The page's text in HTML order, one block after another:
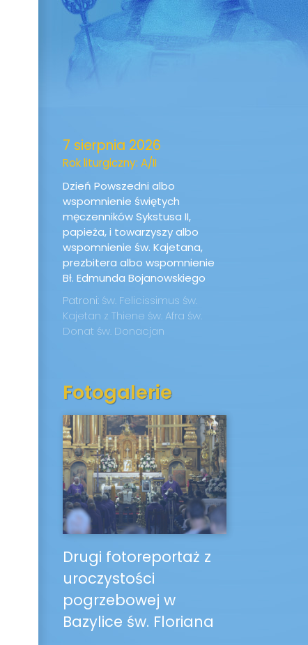
7 sierpnia 2026
Rok liturgiczny: A/II
Dzień Powszedni albo
wspomnienie świętych
męczenników Sykstusa II,
papieża, i towarzyszy albo
wspomnienie św. Kajetana,
prezbitera albo wspomnienie
Bł. Edmunda Bojanowskiego
Patroni: św. Felicissimus św.
Kajetan z Thiene św. Afra św.
Donat św. Donacjan
Fotogalerie
Drugi fotoreportaż z
uroczystości
pogrzebowej w
Bazylice św. Floriana